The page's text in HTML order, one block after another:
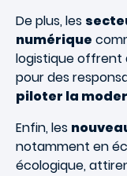
De plus, les
numérique
logistique offrent
pour des
piloter la
Enfin, les
notamment en
écologique,